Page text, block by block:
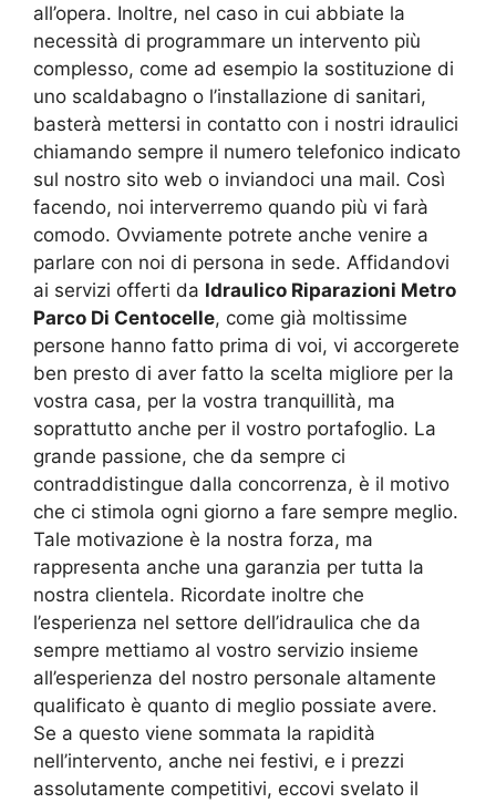
all’opera. Inoltre, nel caso in cui abbiate la
necessità di programmare un intervento più
complesso, come ad esempio la sostituzione di
uno scaldabagno o l’installazione di sanitari,
basterà mettersi in contatto con i nostri idraulici
chiamando sempre il numero telefonico indicato
sul nostro sito web o inviandoci una mail. Così
facendo, noi interverremo quando più vi farà
comodo. Ovviamente potrete anche venire a
parlare con noi di persona in sede. Affidandovi
ai servizi offerti da Idraulico Riparazioni Metro
Parco Di Centocelle, come già moltissime
persone hanno fatto prima di voi, vi accorgerete
ben presto di aver fatto la scelta migliore per la
vostra casa, per la vostra tranquillità, ma
soprattutto anche per il vostro portafoglio. La
grande passione, che da sempre ci
contraddistingue dalla concorrenza, è il motivo
che ci stimola ogni giorno a fare sempre meglio.
Tale motivazione è la nostra forza, ma
rappresenta anche una garanzia per tutta la
nostra clientela. Ricordate inoltre che
l’esperienza nel settore dell’idraulica che da
sempre mettiamo al vostro servizio insieme
all’esperienza del nostro personale altamente
qualificato è quanto di meglio possiate avere.
Se a questo viene sommata la rapidità
nell’intervento, anche nei festivi, e i prezzi
assolutamente competitivi, eccovi svelato il